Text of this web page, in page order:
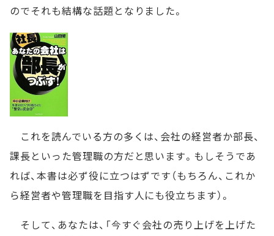
のでそれも結構な話題となりました。
これを読んでいる方の多くは、会社の経営者か部長、
課長といった管理職の方だと思います。もしそうであ
れば、本書は必ず役に立つはずです（もちろん、これか
ら経営者や管理職を目指す人にも役立ちます）。
そして、あなたは、「今すぐ会社の売り上げを上げた